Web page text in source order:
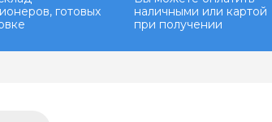
готовых
наличными или картой
при получении